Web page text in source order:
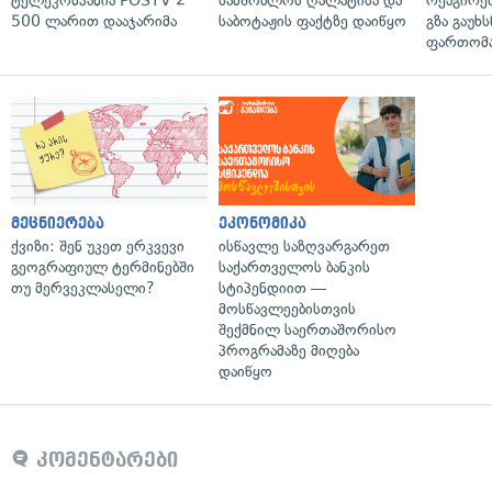
500 ლარით დააჯარიმა
საბოტაჟის ფაქტზე დაიწყო
გზა
მეცნიერება
ქვიზი: შენ უკეთ ერკვევი
გეოგრაფიულ ტერმინებში
თუ მერვეკლასელი?
ეკონომიკა
ისწავლე საზღვარგარეთ
საქართველოს ბანკის
სტიპენდიით —
მოსწავლეებისთვის
შექმნილ საერთაშორისო
პროგრამაზე მიღება
დაიწყო
კომენტარები